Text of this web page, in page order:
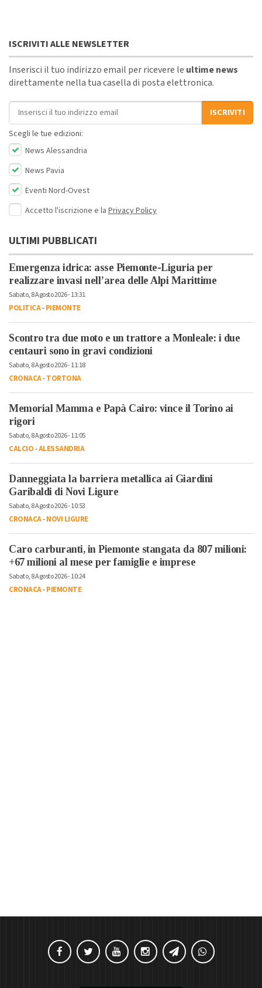
ISCRIVITI ALLE NEWSLETTER
Inserisci il tuo indirizzo email per ricevere le ultime news
direttamente nella tua casella di posta elettronica.
Indirizzo email
ISCRIVITI
Scegli le tue edizioni:
News Alessandria
News Pavia
Eventi Nord-Ovest
Accetto l'iscrizione e la Privacy Policy
ULTIMI PUBBLICATI
Emergenza idrica: asse Piemonte-Liguria per
realizzare invasi nell’area delle Alpi Marittime
Sabato, 8 Agosto 2026 - 13:31
POLITICA-PIEMONTE
Scontro tra due moto e un trattore a Monleale: i due
centauri sono in gravi condizioni
Sabato, 8 Agosto 2026 - 11:18
CRONACA-TORTONA
Memorial Mamma e Papà Cairo: vince il Torino ai
rigori
Sabato, 8 Agosto 2026 - 11:05
CALCIO-ALESSANDRIA
Danneggiata la barriera metallica ai Giardini
Garibaldi di Novi Ligure
Sabato, 8 Agosto 2026 - 10:53
CRONACA-NOVI LIGURE
Caro carburanti, in Piemonte stangata da 807 milioni:
+67 milioni al mese per famiglie e imprese
Sabato, 8 Agosto 2026 - 10:24
CRONACA-PIEMONTE